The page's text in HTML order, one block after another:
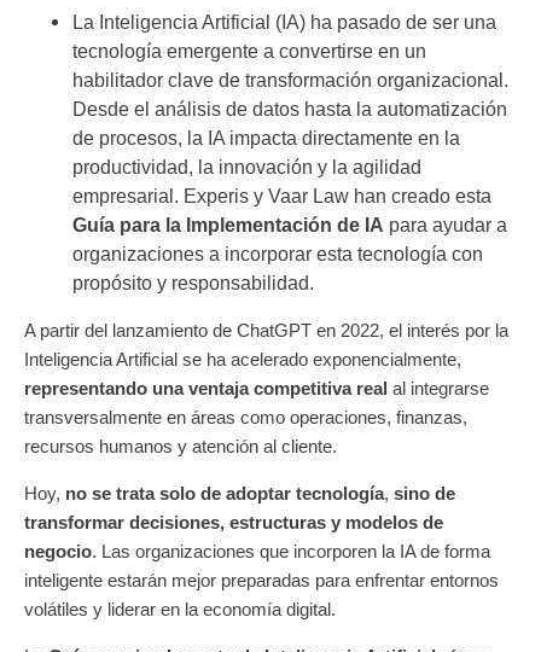
La Inteligencia Artificial (IA) ha pasado de ser una
tecnología emergente a convertirse en un
habilitador clave de transformación organizacional.
Desde el análisis de datos hasta la automatización
de procesos, la IA impacta directamente en la
productividad, la innovación y la agilidad
empresarial. Experis y Vaar Law han creado esta
Guía para la Implementación de IA para ayudar a
organizaciones a incorporar esta tecnología con
propósito y responsabilidad.
A partir del lanzamiento de ChatGPT en 2022, el interés por la
Inteligencia Artificial se ha acelerado exponencialmente,
representando una ventaja competitiva real al integrarse
transversalmente en áreas como operaciones, finanzas,
recursos humanos y atención al cliente.
Hoy, no se trata solo de adoptar tecnología, sino de
transformar decisiones, estructuras y modelos de
negocio. Las organizaciones que incorporen la IA de forma
inteligente estarán mejor preparadas para enfrentar entornos
volátiles y liderar en la economía digital.